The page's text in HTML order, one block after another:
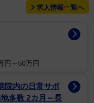
求人情報一覧へ
円～50万円
院内の日常サポ
多数 2カ月～長